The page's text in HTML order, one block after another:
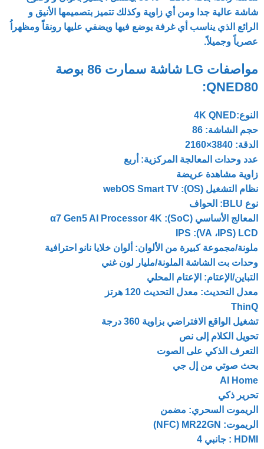
شاشة عالية جدا ومن أي زاوية وكذلك تتميز بتصميمها الأنيق و
الرائع الذي يناسب أي غرفة يوضع فيها ويضفي عليها رونقاً ومظهراُ
عصرياً وجميلاً.
مواصفات LG شاشة سمارت 86 بوصة
QNED80:
النوع:4K QNED
حجم الشاشة: 86
الدقة: 3840×2160
عدد وحدات المعالجة المركزية: أربع
زاوية مشاهدة عريضة
نظام التشغيل (OS): webOS Smart TV
نوع BLU: الحواف
المعالج الأساسي (SoC): α7 Gen5 AI Processor 4K
LCD‏ (IPS‏، VA): IPS
ملونة/مجموعة كبيرة من الألوان: ألوان خلايا نانو احترافية
وحدات بت الشاشة الملونة/مليار لون غني
التباين/الإعتام: الإعتام المحلي
معدل التحديث: معدل التحديث 120 هرتز
ThinQ
تشغيل الواقع الافتراضي بزاوية 360 درجة
تحويل الكلام إلى نص
التعرف الذكي على الصوت
بحث صوتي من إل جي
AI Home
تحرير ذكي
الريموت السحري: مضمن
الريموت: MR22GN‏ (NFC)
HDMI : جانبي 4